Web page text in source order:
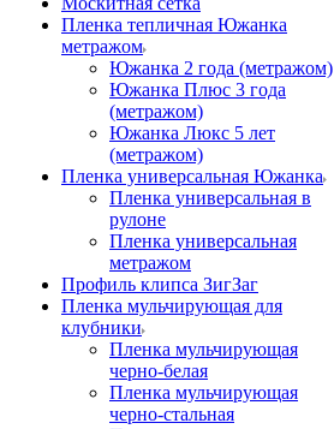
Пленка тепличная Южанка
метражом
Южанка 2 года (метражом)
Южанка Плюс 3 года
(метражом)
Южанка Люкс 5 лет
(метражом)
Пленка универсальная Южанка
Пленка универсальная в
рулоне
Пленка универсальная
метражом
Профиль клипса ЗигЗаг
Пленка мульчирующая для
клубники
Пленка мульчирующая
черно-белая
Пленка мульчирующая
черно-стальная